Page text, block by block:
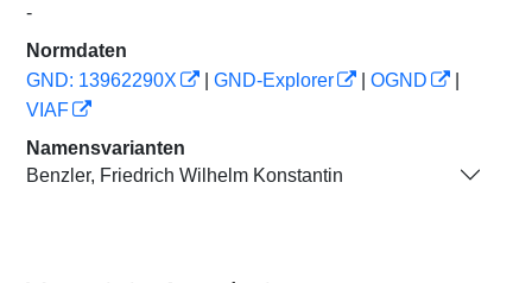
-
Normdaten
GND: 13962290X
GND-Explorer OGND
VIAF
Namensvarianten
Benzler, Friedrich Wilhelm Konstantin